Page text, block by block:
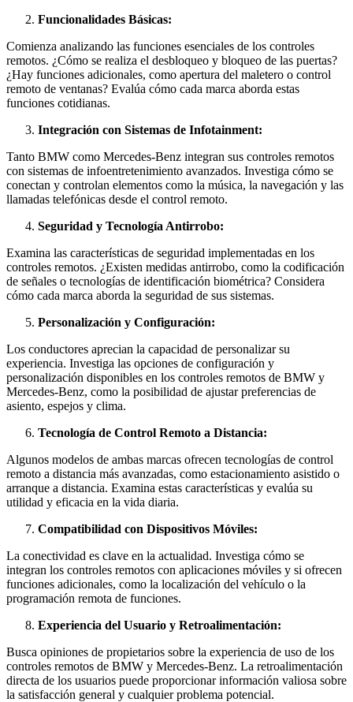
Funcionalidades Básicas:
Comienza analizando las funciones esenciales de los controles
remotos. ¿Cómo se realiza el desbloqueo y bloqueo de las puertas?
¿Hay funciones adicionales, como apertura del maletero o control
remoto de ventanas? Evalúa cómo cada marca aborda estas
funciones cotidianas.
Integración con Sistemas de Infotainment:
Tanto BMW como Mercedes-Benz integran sus controles remotos
con sistemas de infoentretenimiento avanzados. Investiga cómo se
conectan y controlan elementos como la música, la navegación y las
llamadas telefónicas desde el control remoto.
Seguridad y Tecnología Antirrobo:
Examina las características de seguridad implementadas en los
controles remotos. ¿Existen medidas antirrobo, como la codificación
de señales o tecnologías de identificación biométrica? Considera
cómo cada marca aborda la seguridad de sus sistemas.
Personalización y Configuración:
Los conductores aprecian la capacidad de personalizar su
experiencia. Investiga las opciones de configuración y
personalización disponibles en los controles remotos de BMW y
Mercedes-Benz, como la posibilidad de ajustar preferencias de
asiento, espejos y clima.
Tecnología de Control Remoto a Distancia:
Algunos modelos de ambas marcas ofrecen tecnologías de control
remoto a distancia más avanzadas, como estacionamiento asistido o
arranque a distancia. Examina estas características y evalúa su
utilidad y eficacia en la vida diaria.
Compatibilidad con Dispositivos Móviles:
La conectividad es clave en la actualidad. Investiga cómo se
integran los controles remotos con aplicaciones móviles y si ofrecen
funciones adicionales, como la localización del vehículo o la
programación remota de funciones.
Experiencia del Usuario y Retroalimentación:
Busca opiniones de propietarios sobre la experiencia de uso de los
controles remotos de BMW y Mercedes-Benz. La retroalimentación
directa de los usuarios puede proporcionar información valiosa sobre
la satisfacción general y cualquier problema potencial.